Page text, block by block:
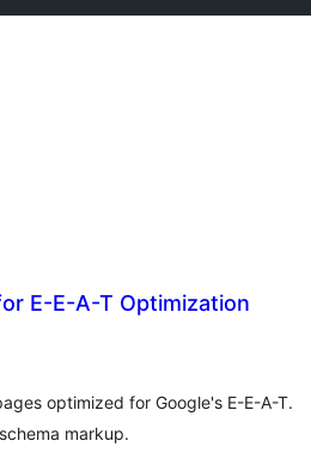
E-E-A-T Optimization
optimized for Google's E-E-A-T.
markup.